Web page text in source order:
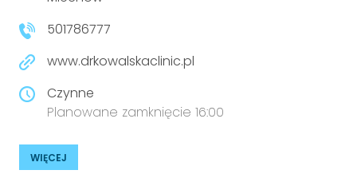
Prawo
Prawa osób z niepełnosprawnościami
501786777
www.drkowalskaclinic.pl
Czynne
Planowane zamknięcie 16:00
WIĘCEJ